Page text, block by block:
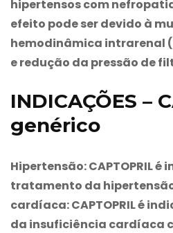
hipertensos com
efeito pode ser devido à
hemodinâmica intrarenal
e redução da pressão de
INDICAÇÕES –
genérico
Hipertensão:CAPTOPRIL
tratamento da
cardíaca:CAPTOPRIL é
da insuficiência cardíaca